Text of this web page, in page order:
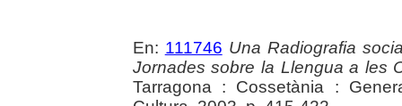
En: 111746 Una Radiografia
Jornades sobre la Llengua a les
Tarragona : Cossetània :